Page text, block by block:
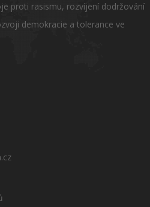
proti rasismu, rozvíjení dodržování
demokracie a tolerance ve